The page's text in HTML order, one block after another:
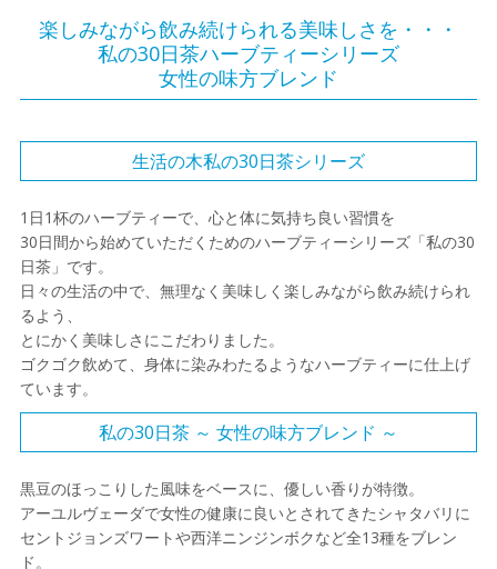
楽しみながら飲み続けられる美味しさを・・・
私の30日茶ハーブティーシリーズ
女性の味方ブレンド
生活の木私の30日茶シリーズ
1日1杯のハーブティーで、心と体に気持ち良い習慣を
30日間から始めていただくためのハーブティーシリーズ「私の30
日茶」です。
日々の生活の中で、無理なく美味しく楽しみながら飲み続けられ
るよう、
とにかく美味しさにこだわりました。
ゴクゴク飲めて、身体に染みわたるようなハーブティーに仕上げ
ています。
私の30日茶 ～ 女性の味方ブレンド ～
黒豆のほっこりした風味をベースに、優しい香りが特徴。
アーユルヴェーダで女性の健康に良いとされてきたシャタバリに
セントジョンズワートや西洋ニンジンボクなど全13種をブレン
ド。